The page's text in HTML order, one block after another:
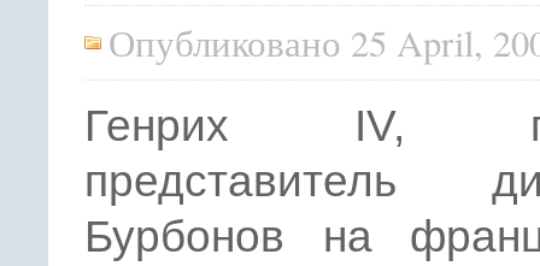
Опубликовано 25 April,
Генрих IV,
представитель
Бурбонов на